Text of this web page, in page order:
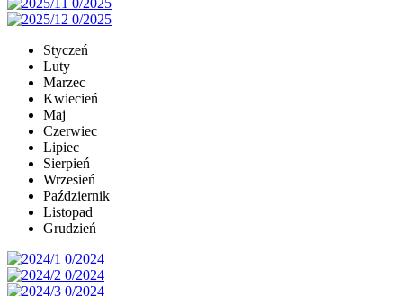
Styczeń
Luty
Marzec
Kwiecień
Maj
Czerwiec
Lipiec
Sierpień
Wrzesień
Październik
Listopad
Grudzień